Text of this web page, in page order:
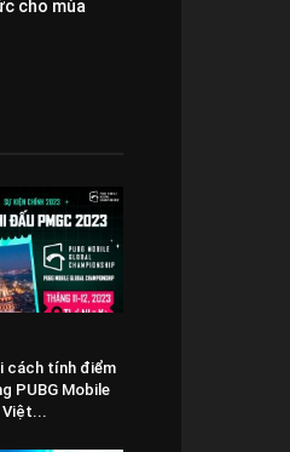
cho mùa
cách tính điểm
PUBG Mobile